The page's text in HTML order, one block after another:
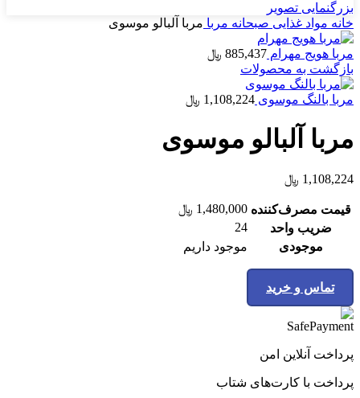
بزرگنمایی تصویر
خانه مواد غذایی صبحانه مربا مربا آلبالو موسوی
مربا هویج مهرام 885,437 ﷼
بازگشت به محصولات
مربا بالنگ موسوی 1,108,224 ﷼
مربا آلبالو موسوی
1,108,224 ﷼
قیمت مصرف‌کننده 1,480,000 ﷼
ضریب واحد
24
موجودی
موجود داریم
تماس و خرید
پرداخت آنلاین امن
پرداخت با کارت‌های شتاب